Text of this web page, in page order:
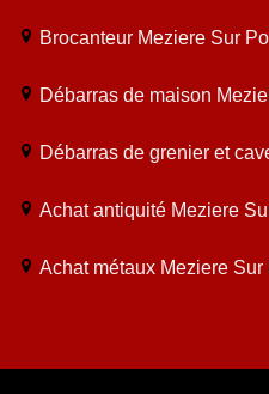
Brocanteur Meziere Sur
Débarras de maison
Débarras de grenier et
Achat antiquité Meziere
Achat métaux Meziere Sur